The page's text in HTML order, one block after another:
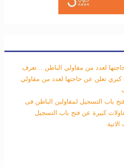
لعدد من مقاولي الباطن .. تعرف
كبري تعلن عن حاجتها لعدد من مقاولي
باب التسجيل لمقاولين الباطن فى
كبيرة عن فتح باب التسجيل